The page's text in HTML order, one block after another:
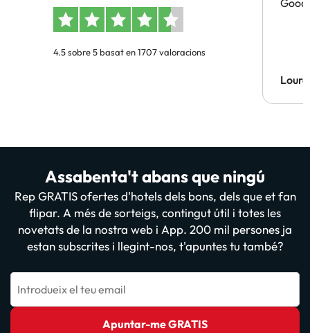
4.5 sobre 5 basat en 1707 valoracions
Good
Assabenta't abans que ningú
Rep GRATIS ofertes d'hotels dels bons, dels que et fan
flipar. A més de sorteigs, contingut útil i totes les
novetats de la nostra web i App. 200 mil persones ja
estan subscrites i llegint-nos, t'apuntes tu també?
Introdueix el teu email
Apuntar-me GRATIS